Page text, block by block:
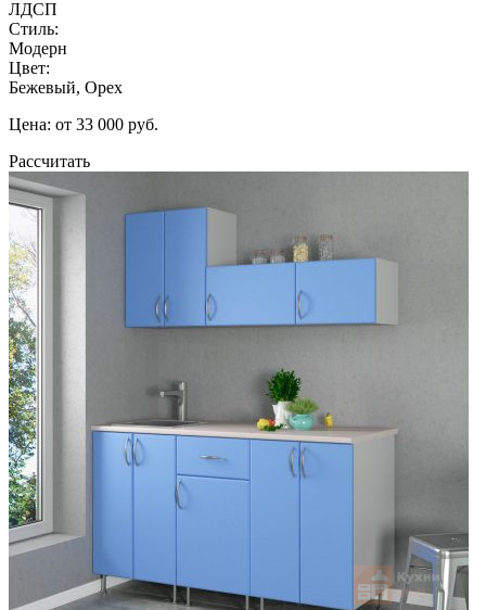
ЛДСП
Стиль:
Модерн
Цвет:
Бежевый, Орех
Цена: от 33 000 руб.
Рассчитать